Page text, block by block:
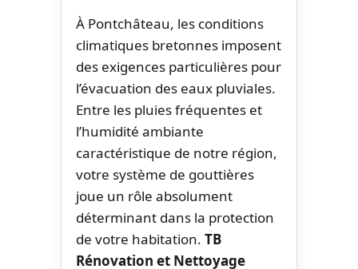
À Pontchâteau, les conditions
climatiques bretonnes imposent
des exigences particulières pour
l’évacuation des eaux pluviales.
Entre les pluies fréquentes et
l’humidité ambiante
caractéristique de notre région,
votre système de gouttières
joue un rôle absolument
déterminant dans la protection
de votre habitation. TB
Rénovation et Nettoyage